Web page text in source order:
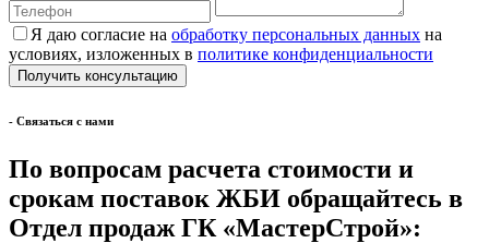
Я даю согласие на обработку персональных данных на
условиях, изложенных в политике конфиденциальности
- Cвязаться с нами
По вопросам расчета стоимости и
срокам поставок ЖБИ обращайтесь в
Отдел продаж ГК «МастерСтрой»: